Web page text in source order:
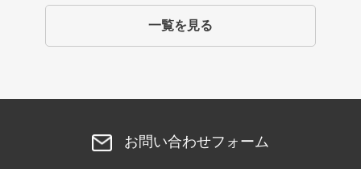
一覧を見る
お問い合わせフォーム